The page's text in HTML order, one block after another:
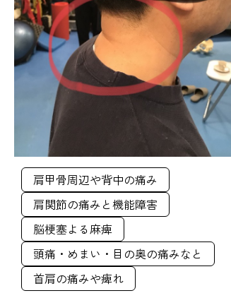
肩甲骨周辺や背中の痛み
肩関節の痛みと機能障害
脳梗塞よる麻痺
頭痛・めまい・目の奥の痛みなと
首肩の痛みや痺れ